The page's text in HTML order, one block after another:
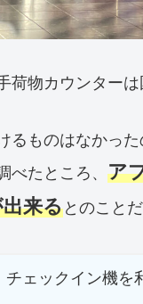
物カウンターは
るものはなかっ
べたところ、 ア
来るとのこと
ェックイン機を